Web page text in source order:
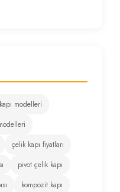
modelleri
çelik kapı fiyatları
pivot çelik kapı
kompozit kapı